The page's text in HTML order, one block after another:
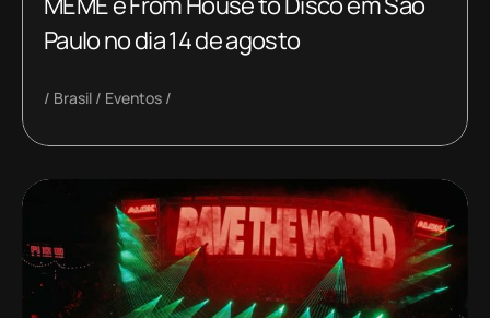
Paulo no dia 14 de agosto
Brasil Eventos